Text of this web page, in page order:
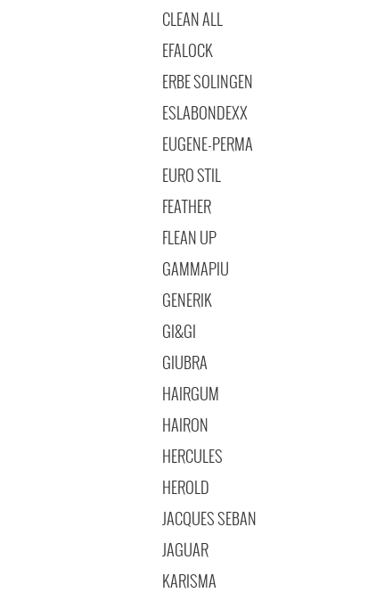
CLEAN ALL
EFALOCK
ERBE SOLINGEN
ESLABONDEXX
EUGENE-PERMA
EURO STIL
FEATHER
FLEAN UP
GAMMAPIU
GENERIK
GI&GI
GIUBRA
HAIRGUM
HAIRON
HERCULES
HEROLD
JACQUES SEBAN
JAGUAR
KARISMA